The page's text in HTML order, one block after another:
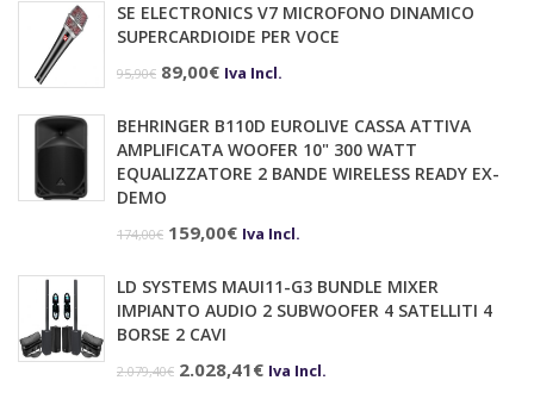
originaleattuale
SE ELECTRONICS V7 MICROFONO DINAMICO
SUPERCARDIOIDE PER VOCE
95,90€ Il
originale
era:
95,90€.
89,00€Il
attuale
è:
Iva Incl.
BEHRINGER B110D EUROLIVE CASSA ATTIVA
AMPLIFICATA WOOFER 10" 300 WATT
EQUALIZZATORE 2 BANDE WIRELESS READY EX-
DEMO
174,00€ Il
originale
era:
174,00€.
159,00€Il
attuale
159,00€.
Iva Incl.
LD SYSTEMS MAUI11-G3 BUNDLE MIXER
IMPIANTO AUDIO 2 SUBWOOFER 4 SATELLITI 4
BORSE 2 CAVI
2.079,40€ Il
2.028,41€IlIva Incl.